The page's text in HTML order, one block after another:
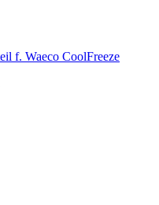
f. Waeco CoolFreeze